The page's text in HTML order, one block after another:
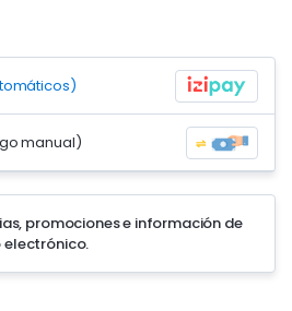
manual)
promociones e información de
electrónico.